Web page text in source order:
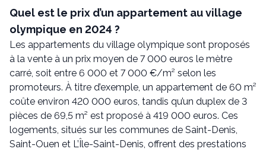
Quel est le prix d’un appartement au village
olympique en 2024 ?
Les appartements du village olympique sont proposés
à la vente à un prix moyen de 7 000 euros le mètre
carré, soit entre 6 000 et 7 000 €/m² selon les
promoteurs. À titre d’exemple, un appartement de 60 m²
coûte environ 420 000 euros, tandis qu’un duplex de 3
pièces de 69,5 m² est proposé à 419 000 euros. Ces
logements, situés sur les communes de Saint-Denis,
Saint-Ouen et L’Île-Saint-Denis, offrent des prestations